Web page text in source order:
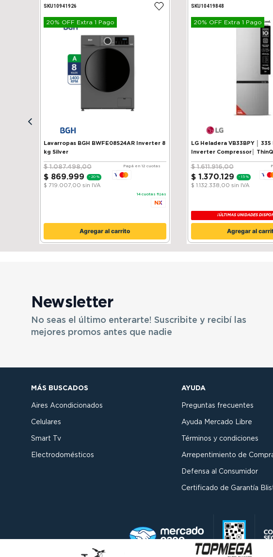
SKU10941926
20% OFF Extra 1 Pago
Lavarropas BGH BWFE08S24AR Inverter 8
kg Silver
$ 1.087.498,00
$ 869.999 - 20 %
$ 719.007,00 sin IVA
Pagá en 12 cuotas
14 cuotas fijas
Agregar al carrito
SKU10419848
20% OFF Extra 1 Pago
LG Heladera VB33BPY │ 335 L │Smart
Inverter Compressor│ ThinQ
$ 1.611.916,00
$ 1 .370.129 - 15 %
$ 1.132.338,00 sin IVA
¡ÚLTIMAS UNIDADES
Agregar al
Newsletter
No seas el último enterarte! Suscribite y recibí las
mejores promos antes que nadie
MÁS BUSCADOS
Aires Acondicionados
Celulares
Smart Tv
Electrodomésticos
AYUDA
Preguntas frecuentes
Ayuda Mercado Libre
Términos y condiciones
Arrepentimiento de
Defensa al Consumidor
Certificado de Garantía